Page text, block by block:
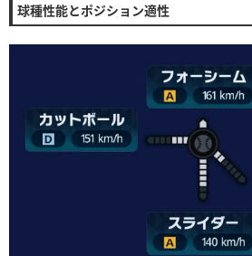
球種性能とポジション適性